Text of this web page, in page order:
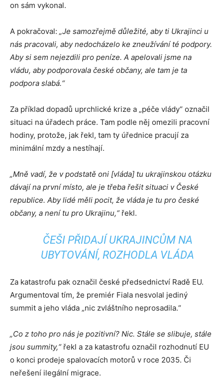
on sám vykonal.
A pokračoval: „Je samozřejmě důležité, aby ti Ukrajinci u
nás pracovali, aby nedocházelo ke zneužívání té podpory.
Aby si sem nejezdili pro peníze. A apelovali jsme na
vládu, aby podporovala české občany, ale tam je ta
podpora slabá.“
Za příklad dopadů uprchlické krize a „péče vlády“ označil
situaci na úřadech práce. Tam podle něj omezili pracovní
hodiny, protože, jak řekl, tam ty úřednice pracují za
minimální mzdy a nestíhají.
„Mně vadí, že v podstatě oni [vláda] tu ukrajinskou otázku
dávají na první místo, ale je třeba řešit situaci v České
republice. Aby lidé měli pocit, že vláda je tu pro české
občany, a není tu pro Ukrajinu,“řekl.
ČEŠI PŘIDAJÍ UKRAJINCŮM NA
UBYTOVÁNÍ, ROZHODLA VLÁDA
Za katastrofu pak označil české předsednictví Radě EU.
Argumentoval tím, že premiér Fiala nesvolal jediný
summit a jeho vláda „nic zvláštního neprosadila.“
„Co z toho pro nás je pozitivní? Nic. Stále se slibuje, stále
jsou summity,“řekl a za katastrofu označil rozhodnutí EU
o konci prodeje spalovacích motorů v roce 2035. Či
neřešení ilegální migrace.